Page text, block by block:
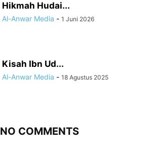
Hikmah Hudai...
Al-Anwar Media - 1 Juni 2026
Kisah Ibn Ud...
Al-Anwar Media - 18 Agustus 2025
NO COMMENTS